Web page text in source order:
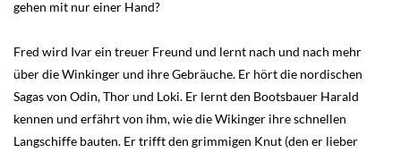
gehen mit nur einer Hand?
Fred wird Ivar ein treuer Freund und lernt nach und nach mehr
über die Winkinger und ihre Gebräuche. Er hört die nordischen
Sagas von Odin, Thor und Loki. Er lernt den Bootsbauer Harald
kennen und erfährt von ihm, wie die Wikinger ihre schnellen
Langschiffe bauten. Er trifft den grimmigen Knut (den er lieber